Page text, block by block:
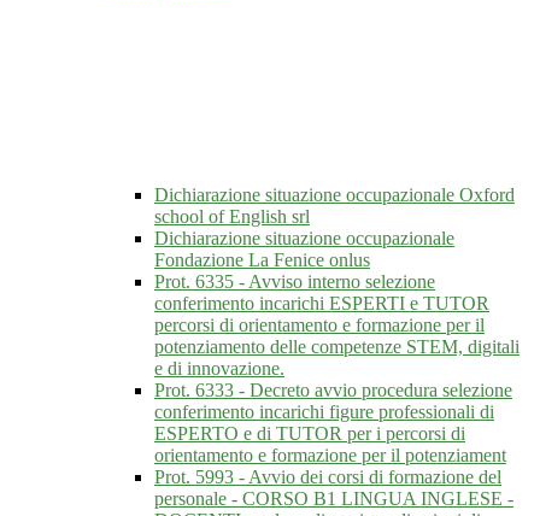
Dichiarazione situazione occupazionale Oxford
school of English srl
Dichiarazione situazione occupazionale
Fondazione La Fenice onlus
Prot. 6335 - Avviso interno selezione
conferimento incarichi ESPERTI e TUTOR
percorsi di orientamento e formazione per il
potenziamento delle competenze STEM, digitali
e di innovazione.
Prot. 6333 - Decreto avvio procedura selezione
conferimento incarichi figure professionali di
ESPERTO e di TUTOR per i percorsi di
orientamento e formazione per il potenziament
Prot. 5993 - Avvio dei corsi di formazione del
personale - CORSO B1 LINGUA INGLESE -